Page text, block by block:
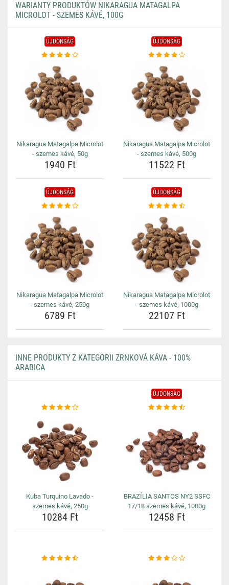
WARIANTY PRODUKTÓW NIKARAGUA MATAGALPA
MICROLOT - SZEMES KÁVÉ, 100G
ÚJDONSÁG
Nikaragua Matagalpa Microlot
- szemes kávé, 50g
1940 Ft
ÚJDONSÁG
Nikaragua Matagalpa Microlot
- szemes kávé, 500g
11522 Ft
ÚJDONSÁG
Nikaragua Matagalpa Microlot
- szemes kávé, 250g
6789 Ft
ÚJDONSÁG
Nikaragua Matagalpa Microlot
- szemes kávé, 1000g
22107 Ft
INNE PRODUKTY Z KATEGORII ZRNKOVÁ KÁVA - 100%
ARABICA
Kuba Turquino Lavado -
szemes kávé, 250g
10284 Ft
ÚJDONSÁG
BRAZÍLIA SANTOS NY2 SSFC
17/18 szemes kávé, 1000g
12458 Ft